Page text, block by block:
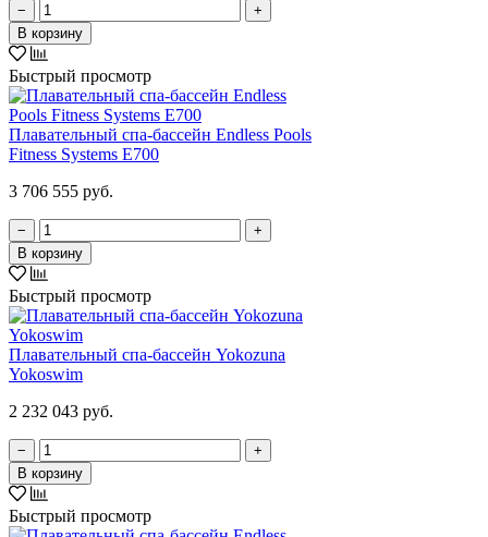
−
+
В корзину
Быстрый просмотр
Плавательный спа-бассейн Endless Pools
Fitness Systems E700
3 706 555 руб.
−
+
В корзину
Быстрый просмотр
Плавательный спа-бассейн Yokozuna
Yokoswim
2 232 043 руб.
−
+
В корзину
Быстрый просмотр